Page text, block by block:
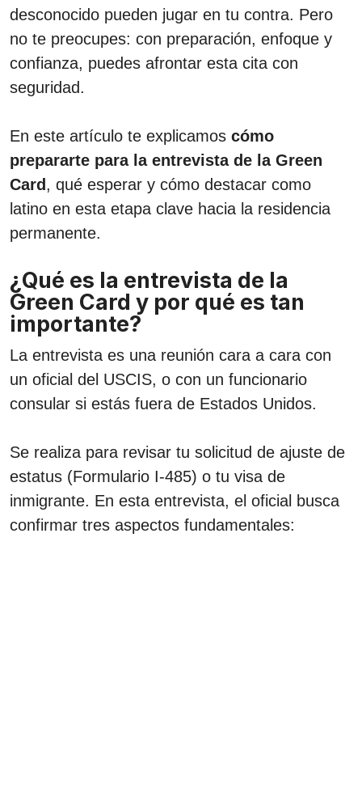
desconocido pueden jugar en tu contra. Pero
no te preocupes: con preparación, enfoque y
confianza, puedes afrontar esta cita con
seguridad.
En este artículo te explicamos cómo
prepararte para la entrevista de la Green
Card , qué esperar y cómo destacar como
latino en esta etapa clave hacia la residencia
permanente.
¿Qué es la entrevista de la
Green Card y por qué es tan
importante?
La entrevista es una reunión cara a cara con
un oficial del USCIS, o con un funcionario
consular si estás fuera de Estados Unidos.
Se realiza para revisar tu solicitud de ajuste de
estatus (Formulario I-485) o tu visa de
inmigrante. En esta entrevista, el oficial busca
confirmar tres aspectos fundamentales: